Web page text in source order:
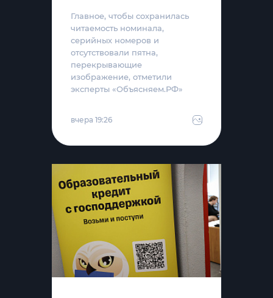
Главное, чтобы сохранилась
читаемость номинала,
серийных номеров и
отсутствовали пятна,
перекрывающие
изображение, отметили
эксперты «Объясняем.РФ»
вчера 19:26